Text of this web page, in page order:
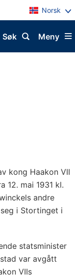
Norsk
Meny
Søk
kong Haakon VII
12. mai 1931 kl.
andre
i Stortinget i
statsminister
var avgått
VIIs